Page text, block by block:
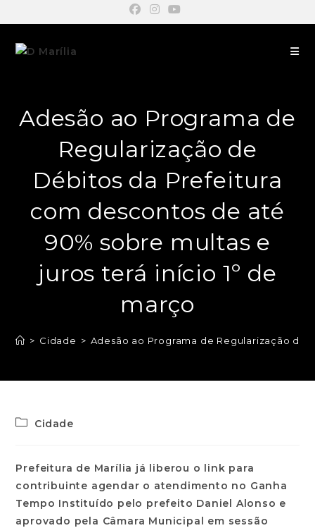
Adesão ao Programa de
Regularização de
Débitos da Prefeitura
com descontos de até
90% sobre multas e
juros terá início 1º de
março
> Cidade > Adesão ao Programa de Regularização de
Cidade
Prefeitura de Marília já liberou o link para
contribuinte agendar o atendimento no Ganha
Tempo Instituído pelo prefeito Daniel Alonso e
aprovado pela Câmara Municipal em sessão